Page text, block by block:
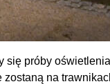
się próby
na